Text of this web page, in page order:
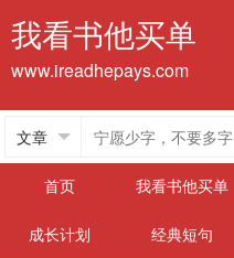
我看书他买单
www.ireadhepays.com
首页
我看书他买单
成长计划 经典短句